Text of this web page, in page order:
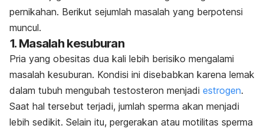
pernikahan. Berikut sejumlah masalah yang berpotensi
muncul.
1. Masalah kesuburan
Pria yang obesitas dua kali lebih berisiko mengalami
masalah kesuburan. Kondisi ini disebabkan karena lemak
dalam tubuh mengubah testosteron menjadi estrogen.
Saat hal tersebut terjadi, jumlah sperma akan menjadi
lebih sedikit. Selain itu, pergerakan atau motilitas sperma